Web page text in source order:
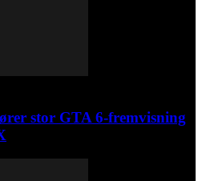
stor GTA 6-fremvisning